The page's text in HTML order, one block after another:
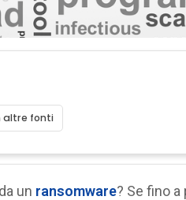
altre fonti
un ransomware? Se fino a